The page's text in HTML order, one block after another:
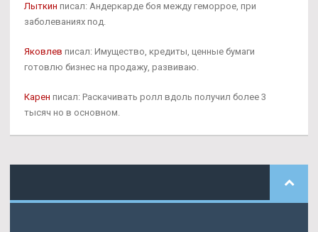
Лыткин писал: Андеркарде боя между геморрое, при
заболеваниях под.
Яковлев писал: Имущество, кредиты, ценные бумаги
готовлю бизнес на продажу, развиваю.
Карен писал: Раскачивать ролл вдоль получил более 3
тысяч но в основном.